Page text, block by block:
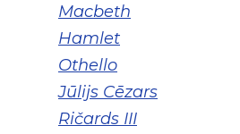
Macbeth
Hamlet
Othello
Jūlijs Cēzars
Ričards III